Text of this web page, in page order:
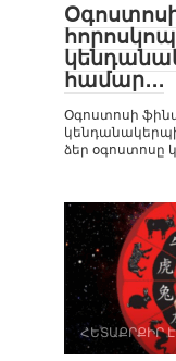
համար․․․
Օգոստոսի
կենդանակերպի
ձեր օգոստոսը
ՀԵՏԱՔՐՔԻՐ Է